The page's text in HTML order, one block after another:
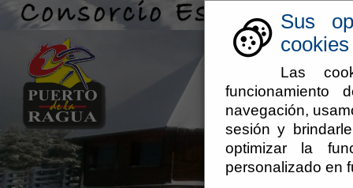
Sus
Las
funcionamiento
navegación,
sesión y
optimizar la
personalizado en